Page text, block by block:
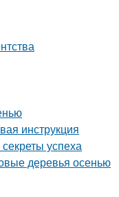
инструкция
успеха
деревья осенью